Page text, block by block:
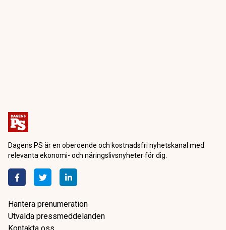
Dagens PS är en oberoende och kostnadsfri nyhetskanal med
relevanta ekonomi- och näringslivsnyheter för dig.
Hantera prenumeration
Utvalda pressmeddelanden